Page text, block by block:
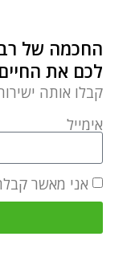
מעשיות ומשלים מרבי
החכמה של
לכם את
קבלו אותה
אימייל
אני מאשר